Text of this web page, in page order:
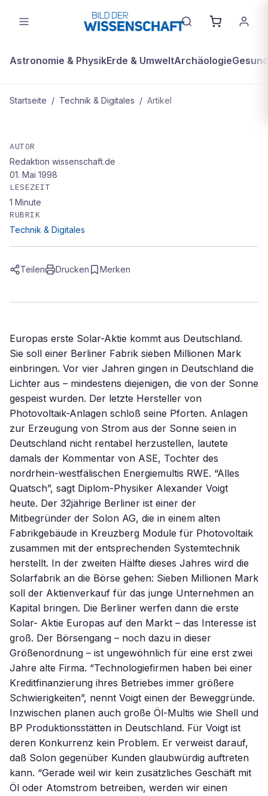
Astronomie & PhysikErde & UmweltArchäologie
Startseite / Technik & Digitales / Artikel
Lohnender Platz an der Sonne
AUTOR
Redaktion wissenschaft.de
01. Mai 1998
LESEZEIT
1 Minute
RUBRIK
Technik & Digitales
Teilen Drucken Merken
Europas erste Solar-Aktie kommt aus Deutschland.
Sie soll einer Berliner Fabrik sieben Millionen Mark
einbringen. Vor vier Jahren gingen in Deutschland die
Lichter aus – mindestens diejenigen, die von der Sonne
gespeist wurden. Der letzte Hersteller von
Photovoltaik-Anlagen schloß seine Pforten. Anlagen
zur Erzeugung von Strom aus der Sonne seien in
Deutschland nicht rentabel herzustellen, lautete
damals der Kommentar von ASE, Tochter des
nordrhein-westfälischen Energiemultis RWE. “Alles
Quatsch”, sagt Diplom-Physiker Alexander Voigt
heute. Der 32jährige Berliner ist einer der
Mitbegründer der Solon AG, die in einem alten
Fabrikgebäude in Kreuzberg Module für Photovoltaik
zusammen mit der entsprechenden Systemtechnik
herstellt. In der zweiten Hälfte dieses Jahres wird die
Solarfabrik an die Börse gehen: Sieben Millionen Mark
soll der Aktienverkauf für das junge Unternehmen an
Kapital bringen. Die Berliner werfen dann die erste
Solar- Aktie Europas auf den Markt – das Interesse ist
groß. Der Börsengang – noch dazu in dieser
Größenordnung – ist ungewöhnlich für eine erst zwei
Jahre alte Firma. “Technologiefirmen haben bei einer
Kreditfinanzierung ihres Betriebes immer größere
Schwierigkeiten”, nennt Voigt einen der Beweggründe.
Inzwischen planen auch große Öl-Multis wie Shell und
BP Produktionsstätten in Deutschland. Für Voigt ist
deren Konkurrenz kein Problem. Er verweist darauf,
daß Solon gegenüber Kunden glaubwürdig auftreten
kann. “Gerade weil wir kein zusätzliches Geschäft mit
Öl oder Atomstrom betreiben, werden wir einen